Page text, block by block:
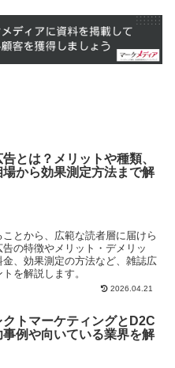
とは？メリットや種類、
場から効果測定方法まで解
とから、広範な読者層に届けら
の特徴やメリット・デメリッ
、効果測定の方法など、雑誌広
を解説します。
2026.04.21
クトマーケティングとD2C
事例や向いている業界を解